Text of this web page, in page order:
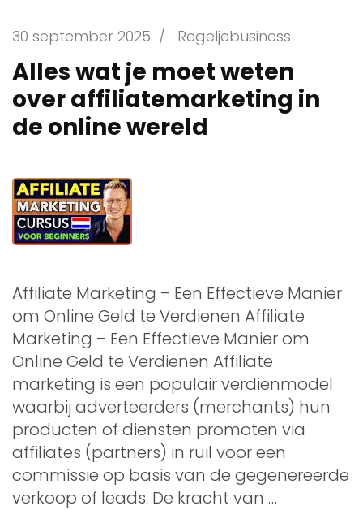
30 september 2025 / Regeljebusiness
Alles wat je moet weten
over affiliatemarketing in
de online wereld
Affiliate Marketing – Een Effectieve Manier
om Online Geld te Verdienen Affiliate
Marketing – Een Effectieve Manier om
Online Geld te Verdienen Affiliate
marketing is een populair verdienmodel
waarbij adverteerders (merchants) hun
producten of diensten promoten via
affiliates (partners) in ruil voor een
commissie op basis van de gegenereerde
verkoop of leads. De kracht van …